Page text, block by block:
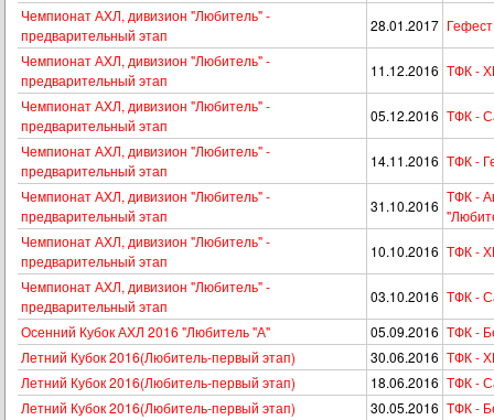
Чемпионат АХЛ, дивизион "Любитель" -
предварительный этап
28.01.2017
Чемпионат АХЛ, дивизион "Любитель" -
предварительный этап
11.12.2016 ТФК -
Чемпионат АХЛ, дивизион "Любитель" -
предварительный этап
05.12.2016 ТФК -
Чемпионат АХЛ, дивизион "Любитель" -
предварительный этап
14.11.2016 ТФК -
Чемпионат АХЛ, дивизион "Любитель" -
предварительный этап
31.10.2016
ТФК -
Чемпионат АХЛ, дивизион "Любитель" -
предварительный этап
10.10.2016 ТФК -
Чемпионат АХЛ, дивизион "Любитель" -
предварительный этап
03.10.2016 ТФК -
Осенний Кубок АХЛ 2016 "Любитель "А"
05.09.2016 ТФК -
Летний Кубок 2016(Любитель-первый этап)
30.06.2016 ТФК -
Летний Кубок 2016(Любитель-первый этап)
18.06.2016 ТФК -
Летний Кубок 2016(Любитель-первый этап)
30.05.2016 ТФК -